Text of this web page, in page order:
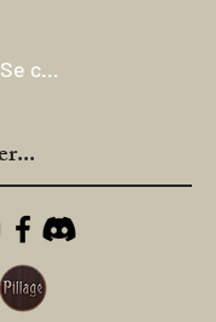
Se connecter